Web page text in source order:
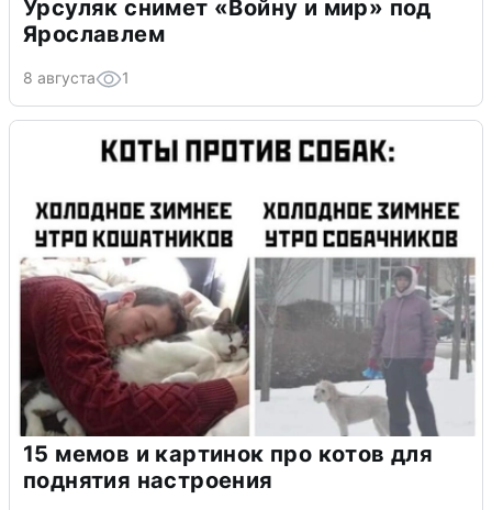
Урсуляк снимет «Войну и мир» под
Ярославлем
8 августа 1
15 мемов и картинок про котов для
поднятия настроения